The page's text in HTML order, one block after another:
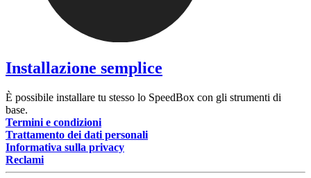
Installazione semplice
È possibile installare tu stesso lo SpeedBox con gli strumenti di
base.
Termini e condizioni
Trattamento dei dati personali
Informativa sulla privacy
Reclami